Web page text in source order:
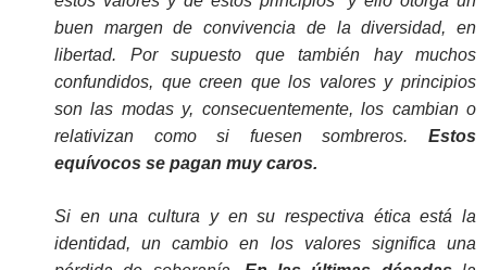
buen margen de convivencia de la diversidad, en
libertad. Por supuesto que también hay muchos
confundidos, que creen que los valores y principios
son las modas y, consecuentemente, los cambian o
relativizan como si fuesen sombreros. Estos
equívocos se pagan muy caros.
Si en una cultura y en su respectiva ética está la
identidad, un cambio en los valores significa una